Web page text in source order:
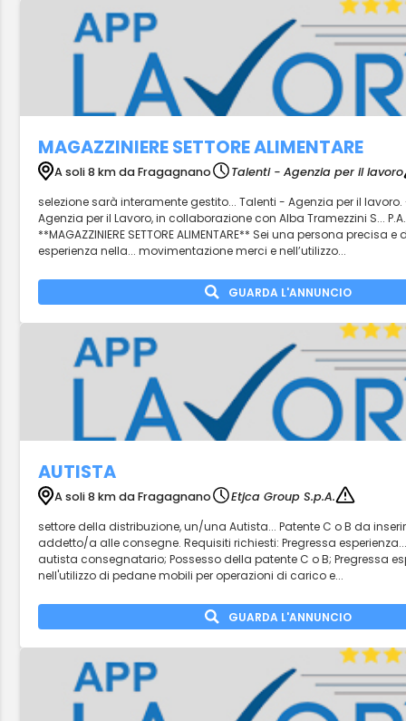
MAGAZZINIERE SETTORE ALIMENTARE
A soli 8 km da Fragagnano
Talenti - Agenzia per il lavoro
selezione sarà interamente gestito... Talenti - Agenzia per il
Agenzia per il Lavoro, in collaborazione con Alba Tramezzini S...
**MAGAZZINIERE SETTORE ALIMENTARE** Sei una persona precisa
esperienza nella... movimentazione merci e nell’utilizzo...
GUARDA L'ANNUNCIO
AUTISTA
A soli 8 km da Fragagnano
Etjca Group S.p.A.
settore della distribuzione, un/una Autista... Patente C o B da
addetto/a alle consegne. Requisiti richiesti: Pregressa
autista consegnatario; Possesso della patente C o B; Pregressa
nell'utilizzo di pedane mobili per operazioni di carico e...
GUARDA L'ANNUNCIO